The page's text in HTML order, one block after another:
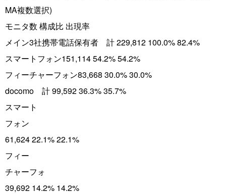
MA複数選択)
モニタ数 構成比 出現率
メイン3社携帯電話保有者 計 229,812 100.0% 82.4%
スマートフォン151,114 54.2% 54.2%
フィーチャーフォン83,668 30.0% 30.0%
docomo 計 99,592 36.3% 35.7%
スマート
フォン
61,624 22.1% 22.1%
フィー
チャーフォ
39,692 14.2% 14.2%